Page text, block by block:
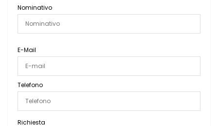
Nominativo
E-Mail
Telefono
Richiesta